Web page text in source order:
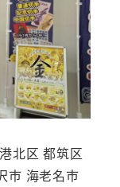
北区 都筑区
市 海老名市